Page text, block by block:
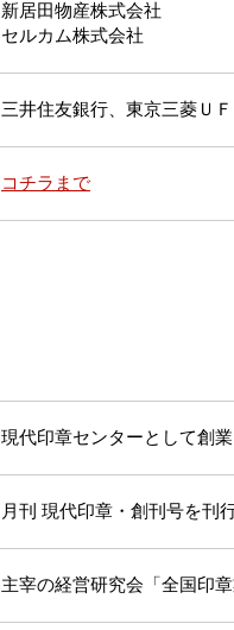
新居田物産株式会社
セルカム株式会社
三井住友銀行、東京三菱Ｕ
コチラまで
現代印章センターとして創業
月刊 現代印章・創刊号を刊行
主宰の経営研究会「全国印